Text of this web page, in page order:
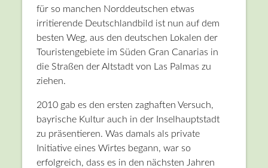
für so manchen Norddeutschen etwas
irritierende Deutschlandbild ist nun auf dem
besten Weg, aus den deutschen Lokalen der
Touristengebiete im Süden Gran Canarias in
die Straßen der Altstadt von Las Palmas zu
ziehen.
2010 gab es den ersten zaghaften Versuch,
bayrische Kultur auch in der Inselhauptstadt
zu präsentieren. Was damals als private
Initiative eines Wirtes begann, war so
erfolgreich, dass es in den nächsten Jahren